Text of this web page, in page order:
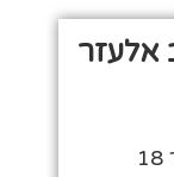
אלעזר